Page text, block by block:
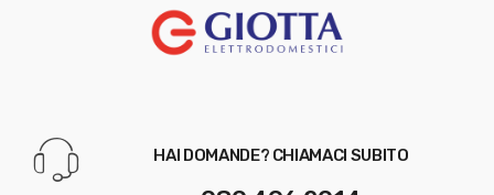
HAI DOMANDE? CHIAMACI SUBITO